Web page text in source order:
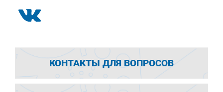
КОНТАКТЫ ДЛЯ ВОПРОСОВ